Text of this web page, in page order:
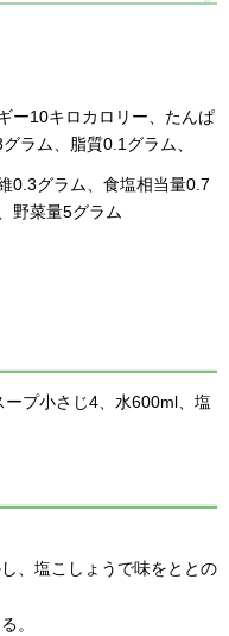
ー10キロカロリー、たんぱ
ラム、脂質0.1グラム、
0.3グラム、食塩相当量0.7
野菜量5グラム
プ小さじ4、水600ml、塩
、塩こしょうで味をととの
。